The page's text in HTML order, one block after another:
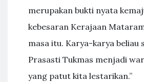
merupakan bukti nyata
kebesaran Kerajaan
masa itu. Karya-karya beliau
Prasasti Tukmas menjadi
yang patut kita lestarikan.”